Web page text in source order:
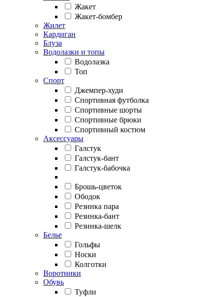
Жакет
Жакет-бомбер
Жилет
Кардиган
Блуза
Водолазки и топы
Водолазка
Топ
Спорт
Джемпер-худи
Спортивная футболка
Спортивные шорты
Спортивные брюки
Спортивный костюм
Аксессуары
Галстук
Галстук-бант
Галстук-бабочка
Брошь-цветок
Ободок
Резинка пара
Резинка-бант
Резинка-шелк
Белье
Гольфы
Носки
Колготки
Воротники
Обувь
Туфли